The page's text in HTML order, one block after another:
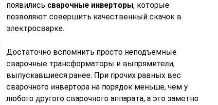
появились сварочные инверторы, которые
позволяют совершить качественный скачок в
электросварке.
Достаточно вспомнить просто неподъемные
сварочные трансформаторы и выпрямители,
выпускавшиеся ранее. При прочих равных вес
сварочного инвертора на порядок меньше, чем у
любого другого сварочного аппарата, а это заметно